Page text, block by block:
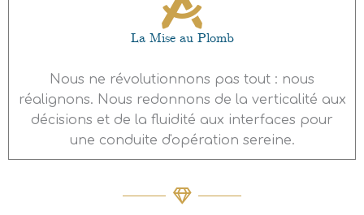
La Mise au Plomb
Nous ne révolutionnons pas tout : nous
réalignons. Nous redonnons de la verticalité aux
décisions et de la fluidité aux interfaces pour
une conduite d'opération sereine.